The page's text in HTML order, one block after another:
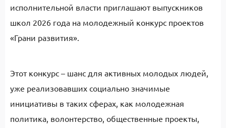
исполнительной власти приглашают выпускников
школ 2026 года на молодежный конкурс проектов
«Грани развития».
Этот конкурс – шанс для активных молодых людей,
уже реализовавших социально значимые
инициативы в таких сферах, как молодежная
политика, волонтерство, общественные проекты,